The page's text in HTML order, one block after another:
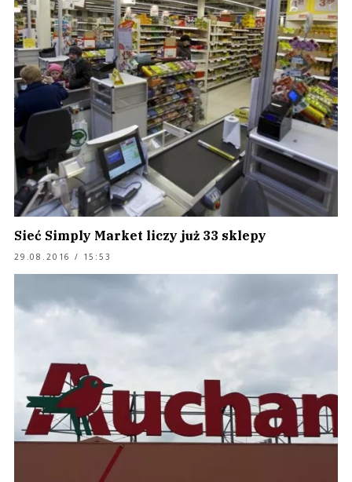
Sieć Simply Market liczy już 33 sklepy
29.08.2016 / 15:53